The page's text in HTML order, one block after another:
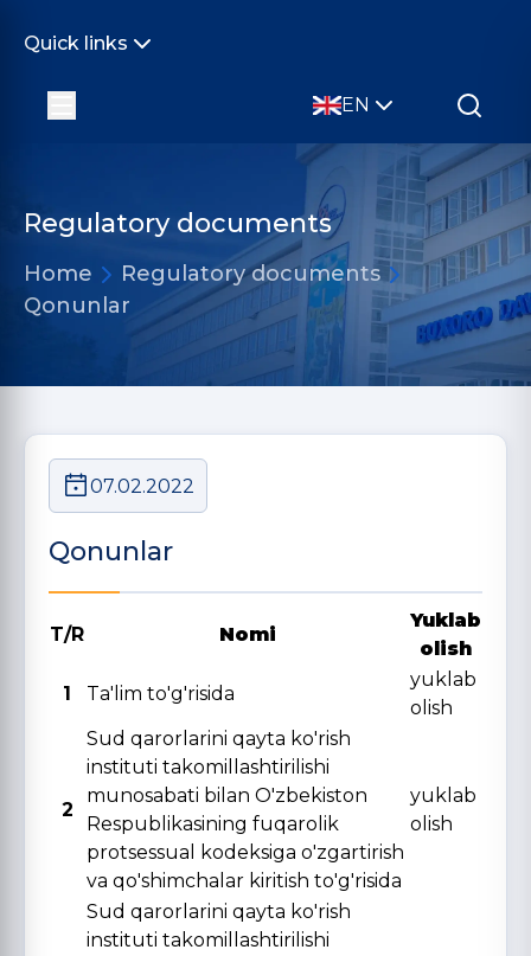
Quick links
EN
Regulatory documents
Home
Regulatory documents
Qonunlar
07.02.2022
Qonunlar
T/R Nomi
Yuklab
olish
1
Ta'lim to'g'risida
yuklab
olish
2
Sud qarorlarini qayta ko'rish
instituti takomillashtirilishi
munosabati bilan O'zbekiston
Respublikasining fuqarolik
protsessual kodeksiga o'zgartirish
va qo'shimchalar kiritish to'g'risida
yuklab
olish
Sud qarorlarini qayta ko'rish
instituti takomillashtirilishi